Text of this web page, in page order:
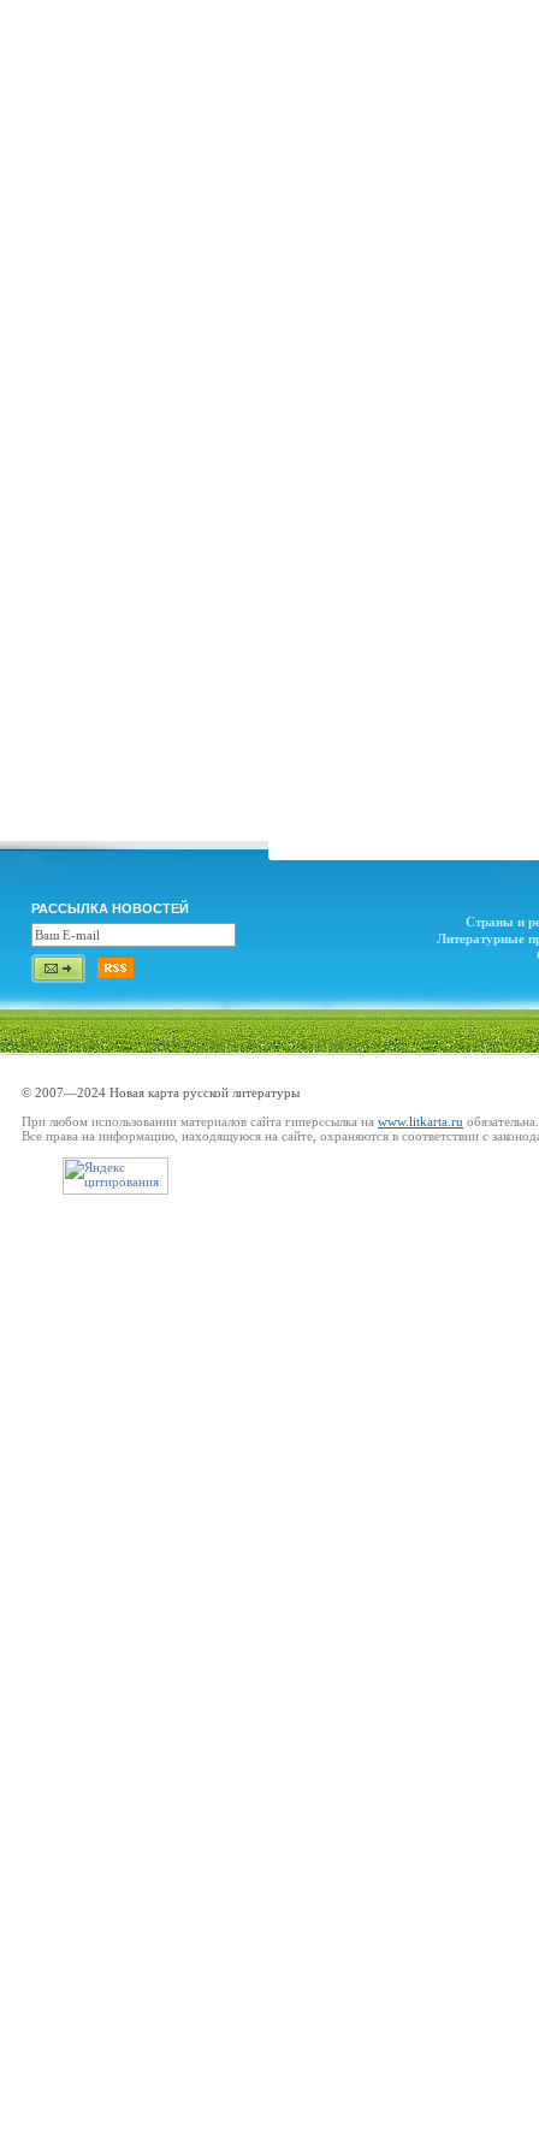
РАССЫЛКА НОВОСТЕЙ
Страны и
Литературные
© 2007—2024 Новая карта русской литературы
При любом использовании материалов сайта гиперссылка на www.litkarta.ru обязательна.
Все права на информацию, находящуюся на сайте, охраняются в соответствии с